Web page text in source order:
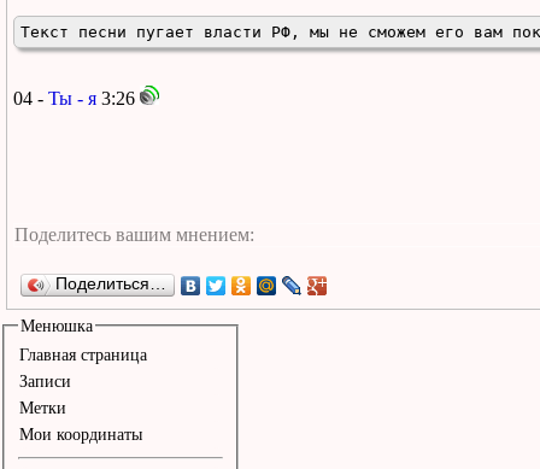
Текст песни пугает власти РФ, мы не сможем его вам
04 - Ты - я 3:26
Поделиться…
Менюшка
Главная страница
Записи
Метки
Мои координаты